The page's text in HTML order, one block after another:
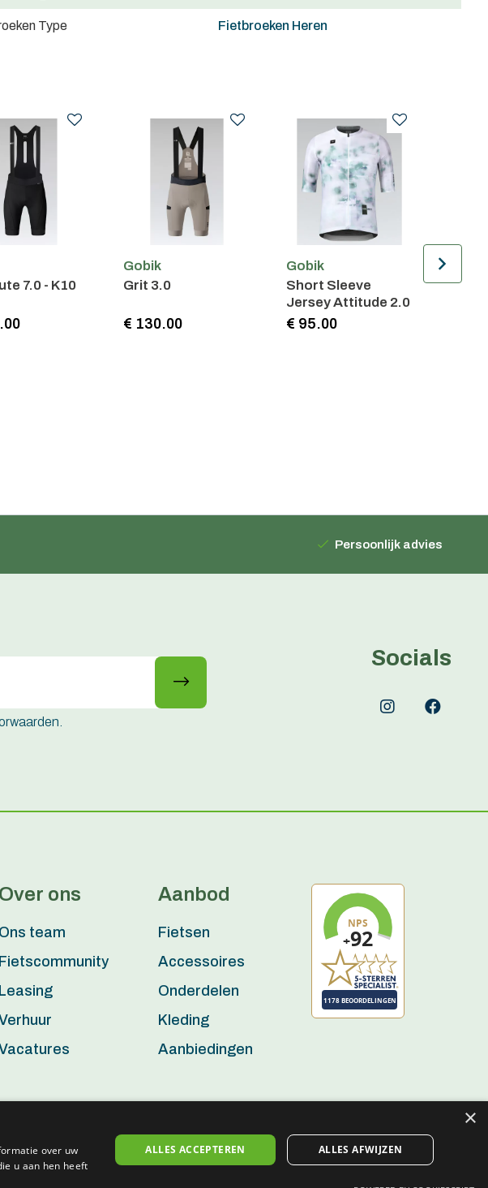
Type Fietbroeken Heren
7.0 - K10
Gobik
Grit 3.0
€ 130.00
Gobik
Short Sleeve
Jersey Attitude 2.0
€ 95.00
Short
Persoonlijk advies
Socials
Over ons
Ons team
Fietscommunity
Leasing
Aanbod
Fietsen
Accessoires
Onderdelen
Kleding
Aanbiedingen
byTilroy Algemene voorwaarden Privacy policy Disclaimer
×
over uw
u aan hen heeft
ALLES ACCEPTEREN ALLES AFWIJZEN